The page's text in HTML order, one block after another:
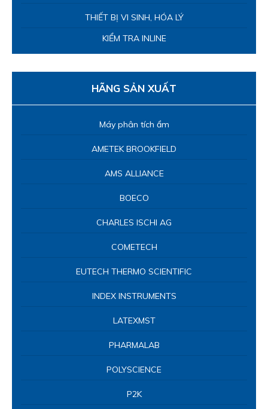
THIẾT BỊ VI SINH, HÓA LÝ
KIỂM TRA INLINE
HÃNG SẢN XUẤT
Máy phân tích ẩm
AMETEK BROOKFIELD
AMS ALLIANCE
BOECO
CHARLES ISCHI AG
COMETECH
EUTECH THERMO SCIENTIFIC
INDEX INSTRUMENTS
LATEXMST
PHARMALAB
POLYSCIENCE
P2K